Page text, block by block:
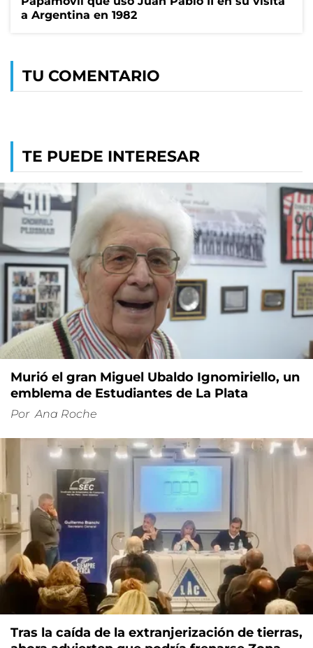
a Argentina en 1982
TU COMENTARIO
TE PUEDE INTERESAR
Murió el gran Miguel Ubaldo Ignomiriello, un
emblema de Estudiantes de La Plata
Por Ana Roche
Tras la caída de la extranjerización de tierras,